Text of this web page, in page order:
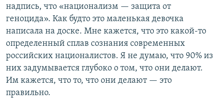
надпись, что «национализм — защита от
геноцида». Как будто это маленькая девочка
написала на доске. Мне кажется, что это какой-то
определенный сплав сознания современных
российских националистов. Я не думаю, что 90% из
них задумывается глубоко о том, что они делают.
Им кажется, что то, что они делают — это
правильно.